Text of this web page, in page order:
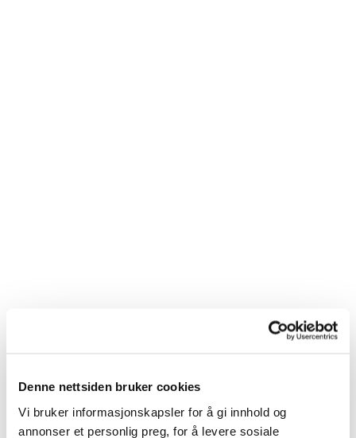
Denne nettsiden bruker cookies
Vi bruker informasjonskapsler for å gi innhold og
annonser et personlig preg, for å levere sosiale